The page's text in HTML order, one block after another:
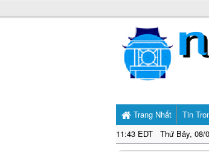
Trang Nhất
11:43 EDT Thứ Bảy, 08/
Tin